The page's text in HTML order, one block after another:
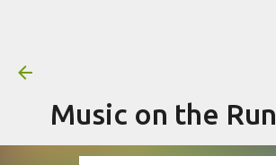
Music on the Run